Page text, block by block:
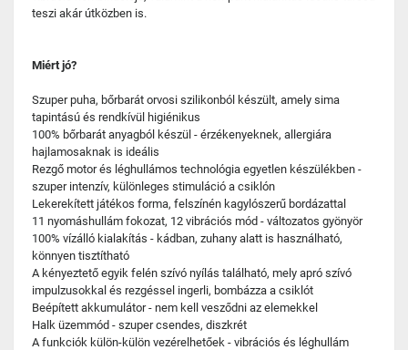
teszi akár útközben is.
Miért jó?
Szuper puha, bőrbarát orvosi szilikonból készült, amely sima
tapintású és rendkívül higiénikus
100% bőrbarát anyagból készül - érzékenyeknek, allergiára
hajlamosaknak is ideális
Rezgő motor és léghullámos technológia egyetlen készülékben -
szuper intenzív, különleges stimuláció a csiklón
Lekerekített játékos forma, felszínén kagylószerű bordázattal
11 nyomáshullám fokozat, 12 vibrációs mód - változatos gyönyör
100% vízálló kialakítás - kádban, zuhany alatt is használható,
könnyen tisztítható
A kényeztető egyik felén szívó nyílás található, mely apró szívó
impulzusokkal és rezgéssel ingerli, bombázza a csiklót
Beépített akkumulátor - nem kell vesződni az elemekkel
Halk üzemmód - szuper csendes, diszkrét
A funkciók külön-külön vezérelhetőek - vibrációs és léghullám